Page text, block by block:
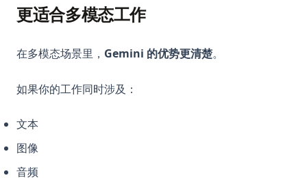
更适合多模态工作
在多模态场景里， Gemini 的优势更清楚。
如果你的工作同时涉及：
文本
图像
音频